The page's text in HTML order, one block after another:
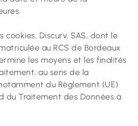
cookies, Discurv, SAS, dont le
au RCS de Bordeaux
les moyens et les finalités
au sens de la
du Règlement (UE)
du Traitement des Données à